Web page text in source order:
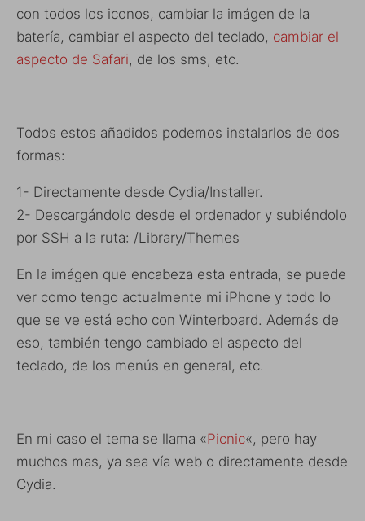
con todos los iconos, cambiar la imágen de la
batería, cambiar el aspecto del teclado, cambiar el
aspecto de Safari, de los sms, etc.
Todos estos añadidos podemos instalarlos de dos
formas:
1- Directamente desde Cydia/Installer.
2- Descargándolo desde el ordenador y subiéndolo
por SSH a la ruta: /Library/Themes
En la imágen que encabeza esta entrada, se puede
ver como tengo actualmente mi iPhone y todo lo
que se ve está echo con Winterboard. Además de
eso, también tengo cambiado el aspecto del
teclado, de los menús en general, etc.
En mi caso el tema se llama «Picnic«, pero hay
muchos mas, ya sea vía web o directamente desde
Cydia.